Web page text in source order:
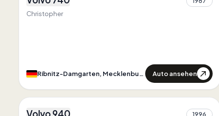
Einzigartig in
Christopher
Ribnitz-Damgarten, Mecklenburg-Vorpommern Auto ansehen
2
1
Volvo 940
1996